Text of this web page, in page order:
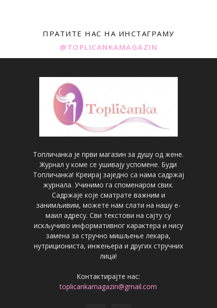
ПРАТИТЕ НАС НА ИНСТАГРАМУ
@TOPLICANKAMAGAZIN
Топличанка је први магазин за душу од жене.
Журнал у коме се ушивају успомене. Буди
Топличанка! Креирај заједно са нама садржај
журнала. Учинимо га споменаром свих.
Садржаје које сматрате важним и
занимљивим, можете нам слати на нашу е-
маил адресу. Сви текстови на сајту су
искључиво информативног карактера и нису
замена за стручно мишљење лекара,
нутрициониста, инжењера и других стручних
лица!
Контактирајте нас:
toplicankamagazin@gmail.com